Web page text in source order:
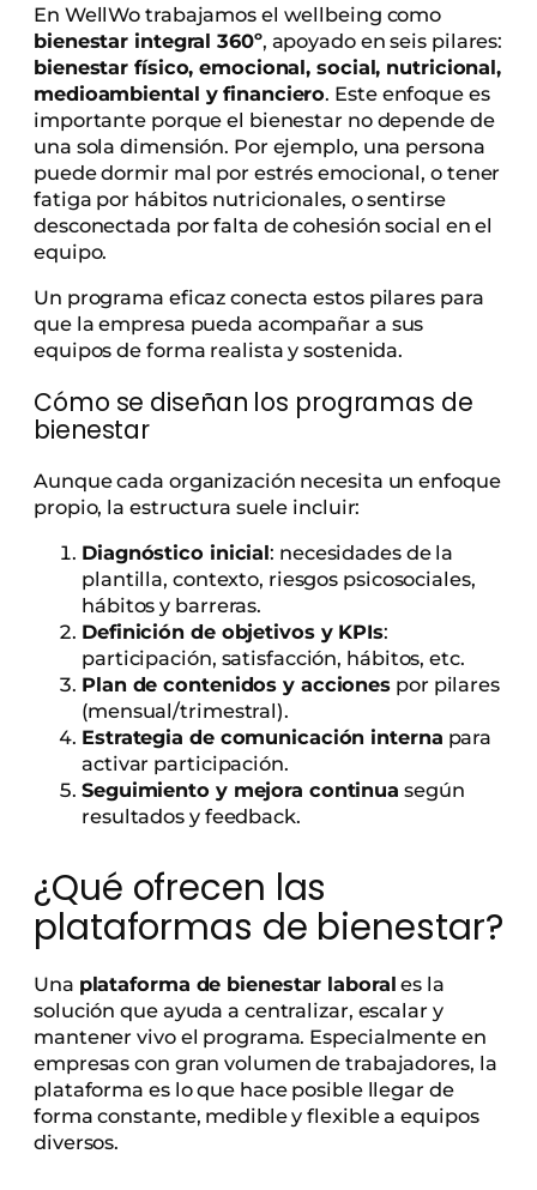
En WellWo trabajamos el wellbeing como
bienestar integral 360º, apoyado en seis pilares:
bienestar físico, emocional, social, nutricional,
medioambiental y financiero. Este enfoque es
importante porque el bienestar no depende de
una sola dimensión. Por ejemplo, una persona
puede dormir mal por estrés emocional, o tener
fatiga por hábitos nutricionales, o sentirse
desconectada por falta de cohesión social en el
equipo.
Un programa eficaz conecta estos pilares para
que la empresa pueda acompañar a sus
equipos de forma realista y sostenida.
Cómo se diseñan los programas de
bienestar
Aunque cada organización necesita un enfoque
propio, la estructura suele incluir:
Diagnóstico inicial: necesidades de la
plantilla, contexto, riesgos psicosociales,
hábitos y barreras.
Definición de objetivos y KPIs:
participación, satisfacción, hábitos, etc.
Plan de contenidos y acciones por pilares
(mensual/trimestral).
Estrategia de comunicación interna para
activar participación.
Seguimiento y mejora continua según
resultados y feedback.
¿Qué ofrecen las
plataformas de bienestar?
Una plataforma de bienestar laboral es la
solución que ayuda a centralizar, escalar y
mantener vivo el programa. Especialmente en
empresas con gran volumen de trabajadores, la
plataforma es lo que hace posible llegar de
forma constante, medible y flexible a equipos
diversos.